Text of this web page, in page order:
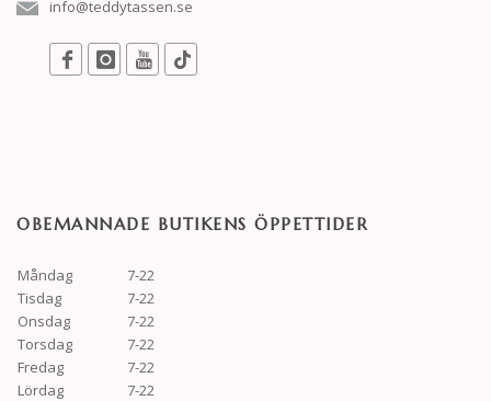
info@teddytassen.se
OBEMANNADE BUTIKENS ÖPPETTIDER
Måndag
7-22
Tisdag
7-22
Onsdag
7-22
Torsdag
7-22
Fredag
7-22
Lördag
7-22